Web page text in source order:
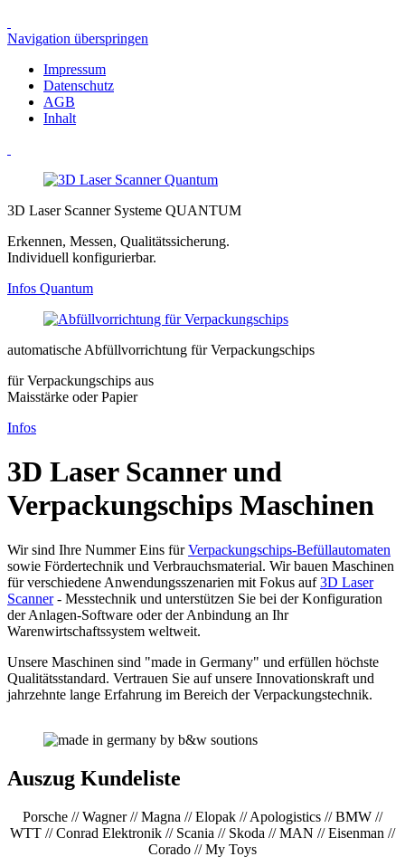
Navigation überspringen
Impressum
Datenschutz
AGB
Inhalt
3D Laser Scanner Systeme QUANTUM
Erkennen, Messen, Qualitätssicherung.
Individuell konfigurierbar.
Infos Quantum
automatische Abfüllvorrichtung für Verpackungschips
für Verpackungschips aus
Maisstärke oder Papier
Infos
3D Laser Scanner und
Verpackungschips Maschinen
Wir sind Ihre Nummer Eins fürVerpackungschips-Befüllautomaten
sowie Fördertechnik und Verbrauchsmaterial. Wir bauen Maschinen
für verschiedene Anwendungsszenarien mit Fokus auf3D Laser
Scanner- Messtechnik und unterstützen Sie bei der Konfiguration
der Anlagen-Software oder der Anbindung an Ihr
Warenwirtschaftssystem weltweit.
Unsere Maschinen sind "made in Germany" und erfüllen höchste
Qualitätsstandard. Vertrauen Sie auf unsere Innovationskraft und
jahrzehnte lange Erfahrung im Bereich der Verpackungstechnik.
Auszug Kundeliste
Porsche // Wagner // Magna // Elopak // Apologistics // BMW //
WTT // Conrad Elektronik // Scania // Skoda // MAN // Eisenman //
Corado // My Toys